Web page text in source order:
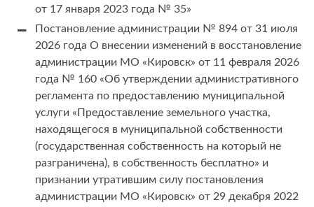
от 17 января 2023 года № 35»
Постановление администрации № 894 от 31 июля
2026 года О внесении изменений в восстановление
администрации МО «Кировск» от 11 февраля 2026
года № 160 «Об утверждении административного
регламента по предоставлению муниципальной
услуги «Предоставление земельного участка,
находящегося в муниципальной собственности
(государственная собственность на который не
разграничена), в собственность бесплатно» и
признании утратившим силу постановления
администрации МО «Кировск» от 29 декабря 2022